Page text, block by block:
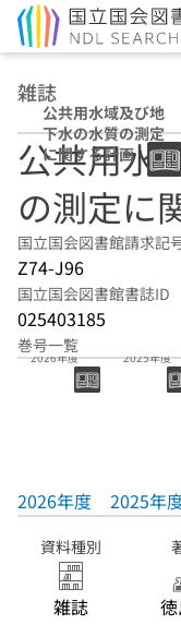
雑誌
公共用水域及び地
下水の水質の測定
に関する計画
公共用水
の測定に
国立国会図書館請求記
Z74-J96
国立国会図書館書誌ID
025403185
巻号一覧
2026年度
2026年度
2025年度
2025年
資料種別
雑誌